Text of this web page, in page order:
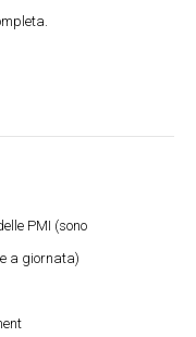
PMI (sono
a giornata)